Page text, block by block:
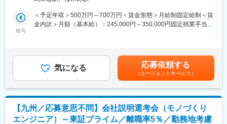
■案件事例：
60GHz）用評価ボード／デジタルコヒーレント通信システム
(ADC/PLLユニット)／APDモジュールシステム(量子暗号化通信)／
大電流厚銅基板(100A)／他各種評価ボード、大規模FPGAボー
ド、CPUボード、I/Oボード など
変更の範囲：会社の定める業務
当社は2008年に創業し、大手セットメーカーで開発を手がけてい
た人材で技術陣を構成し「回路設計がわかるアートワーク屋」と
して、基板設計から製造、実装までをトータルで承っています。
■業務内容
電気・電子製品に使用されるプリント基板のアートワーク設計全
・顧客の要望をヒアリングし、最適な設計を提案
・必要に応じた顧客との打ち合わせ（リモート中心）
給与
＜予定年収＞500万円～700万円＜賃金形態＞月給制固定給制＜賃
金内訳＞月額（基本給）：245,000円～350,000円固定残業手当/
＞※これまでの経験や能力、前職給与などを考慮します。■昇給：
随時■賞与：年2回（6月・12月※業績による）■年収例：6０0万円
（36歳※入社後3年）賃金はあくまでも目安の金額であり、選考を
通じて上下する可能性があります。月給(月額)は固定手当を含めた
表記です。
気になる 応募依頼する
（エージェントサービス）
【九州／応募意思不問】会社説明選考会（モノづくり
エンジニア）～東証プライム／離職率5％／勤務地考慮